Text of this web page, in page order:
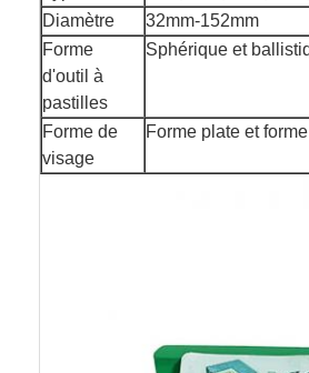
Diamètre
32mm-152mm
Forme
d'outil à
pastilles
Sphérique et
Forme de
visage
Forme plate et